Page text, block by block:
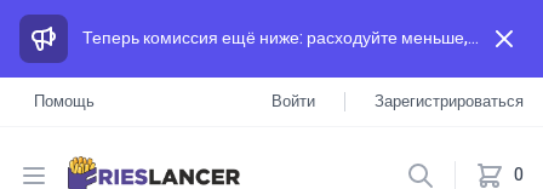
Теперь комиссия ещё ниже: расходуйте меньше, а зарабатывайте больше, чем на других площадках.
Помощь Войти Зарегистрироваться
Open menu 0